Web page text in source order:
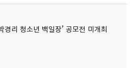
경리 청소년 백일장’ 공모전 미개최